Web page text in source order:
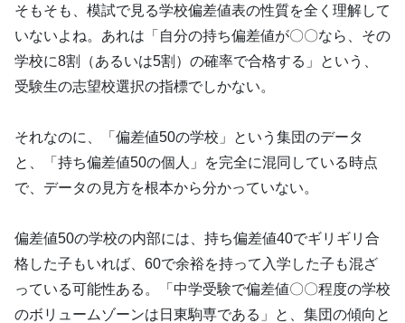
そもそも、模試で見る学校偏差値表の性質を全く理解して
いないよね。あれは「自分の持ち偏差値が〇〇なら、その
学校に8割（あるいは5割）の確率で合格する」という、
受験生の志望校選択の指標でしかない。
それなのに、「偏差値50の学校」という集団のデータ
と、「持ち偏差値50の個人」を完全に混同している時点
で、データの見方を根本から分かっていない。
偏差値50の学校の内部には、持ち偏差値40でギリギリ合
格した子もいれば、60で余裕を持って入学した子も混ざ
っている可能性ある。「中学受験で偏差値〇〇程度の学校
のボリュームゾーンは日東駒専である」と、集団の傾向と